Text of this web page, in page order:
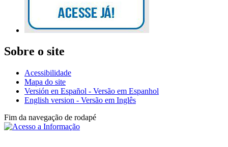
Sobre o site
Acessibilidade
Mapa do site
Versión en Español - Versão em Espanhol
English version - Versão em Inglês
Fim da navegação de rodapé